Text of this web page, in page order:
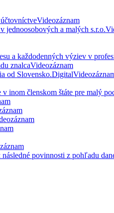
Videozáznam
jednoosobových a malých s.r.o.
a každodenných výziev v
znalcaVideozáznam
od Slovensko.Digital
inom členskom štáte pre malý
povinnosti z pohľadu